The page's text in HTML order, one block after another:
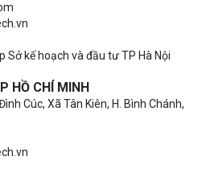
Sở kế hoạch và đầu tư TP Hà Nội
HỒ CHÍ MINH
Cúc, Xã Tân Kiên, H. Bình Chánh,